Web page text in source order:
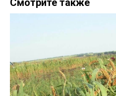
Смотрите также